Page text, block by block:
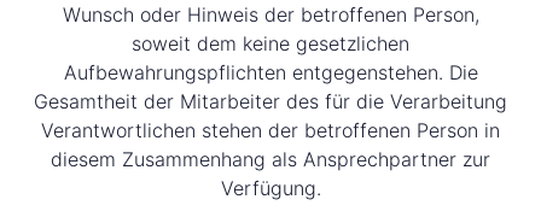
Wunsch oder Hinweis der betroffenen Person,
soweit dem keine gesetzlichen
Aufbewahrungspflichten entgegenstehen. Die
Gesamtheit der Mitarbeiter des für die Verarbeitung
Verantwortlichen stehen der betroffenen Person in
diesem Zusammenhang als Ansprechpartner zur
Verfügung.